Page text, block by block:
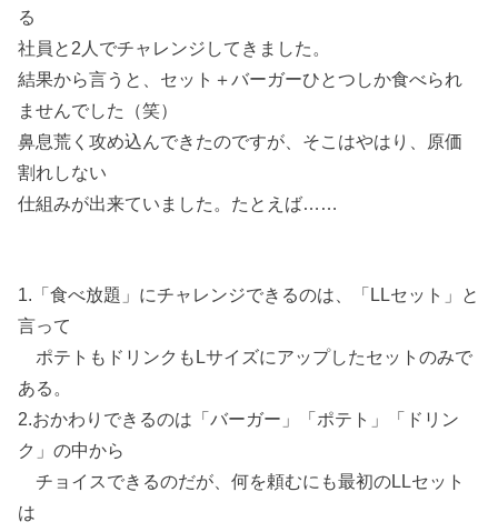
る
社員と2人でチャレンジしてきました。
結果から言うと、セット＋バーガーひとつしか食べられ
ませんでした（笑）
鼻息荒く攻め込んできたのですが、そこはやはり、原価
割れしない
仕組みが出来ていました。たとえば……
1.「食べ放題」にチャレンジできるのは、「LLセット」と
言って
ポテトもドリンクもLサイズにアップしたセットのみで
ある。
2.おかわりできるのは「バーガー」「ポテト」「ドリン
ク」の中から
チョイスできるのだが、何を頼むにも最初のLLセット
は